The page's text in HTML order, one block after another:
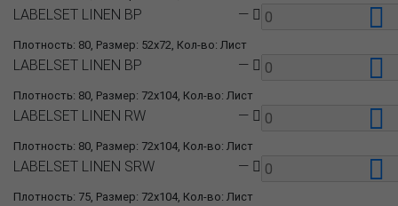
Плотность: 80, Размер: 52x72, Кол-во: Лист
LABELSET LINEN BP —
Плотность: 80, Размер: 72x104, Кол-во: Лист
LABELSET LINEN BP —
Плотность: 80, Размер: 72x104, Кол-во: Лист
LABELSET LINEN RW —
Плотность: 75, Размер: 72x104, Кол-во: Лист
LABELSET LINEN SRW —